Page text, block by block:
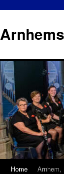
de
inhoud
Home Arnhem,